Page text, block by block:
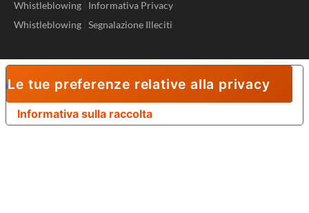
Whistleblowing
Informativa Privacy
Whistleblowing Segnalazione Illeciti
Informativa sulla raccolta
Le tue preferenze relative alla privacy